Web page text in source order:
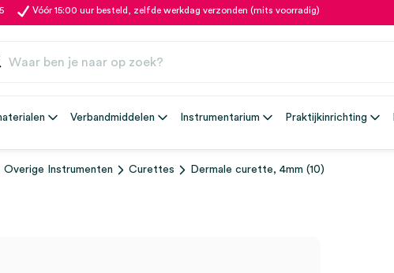
Vóór 15:00 uur besteld, zelfde werkdag verzonden (mits voorradig)
Verbandmiddelen Instrumentarium Praktijkinrichting
Overige Instrumenten Curettes Dermale curette, 4mm (10)